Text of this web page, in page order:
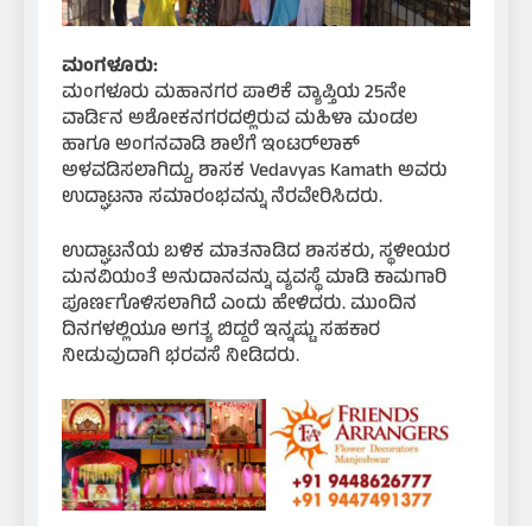
ಮಂಗಳೂರು:
ಮಂಗಳೂರು ಮಹಾನಗರ ಪಾಲಿಕೆ ವ್ಯಾಪ್ತಿಯ 25ನೇ
ವಾರ್ಡಿನ ಅಶೋಕನಗರದಲ್ಲಿರುವ ಮಹಿಳಾ ಮಂಡಲ
ಹಾಗೂ ಅಂಗನವಾಡಿ ಶಾಲೆಗೆ ಇಂಟರ್‌ಲಾಕ್
ಅಳವಡಿಸಲಾಗಿದ್ದು, ಶಾಸಕ Vedavyas Kamath ಅವರು
ಉದ್ಘಾಟನಾ ಸಮಾರಂಭವನ್ನು ನೆರವೇರಿಸಿದರು.
ಉದ್ಘಾಟನೆಯ ಬಳಿಕ ಮಾತನಾಡಿದ ಶಾಸಕರು, ಸ್ಥಳೀಯರ
ಮನವಿಯಂತೆ ಅನುದಾನವನ್ನು ವ್ಯವಸ್ಥೆ ಮಾಡಿ ಕಾಮಗಾರಿ
ಪೂರ್ಣಗೊಳಿಸಲಾಗಿದೆ ಎಂದು ಹೇಳಿದರು. ಮುಂದಿನ
ದಿನಗಳಲ್ಲಿಯೂ ಅಗತ್ಯ ಬಿದ್ದರೆ ಇನ್ನಷ್ಟು ಸಹಕಾರ
ನೀಡುವುದಾಗಿ ಭರವಸೆ ನೀಡಿದರು.